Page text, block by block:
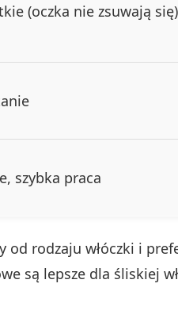
(oczka nie zsuwają
szybka praca
rodzaju włóczki i
są lepsze dla śliskiej